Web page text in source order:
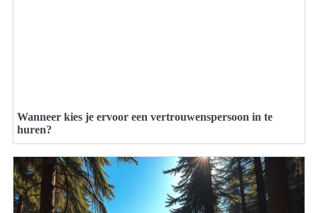
Wanneer kies je ervoor een vertrouwenspersoon in te
huren?